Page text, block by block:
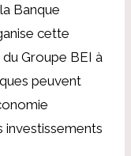
Banque
cette
Groupe BEI à
peuvent
investissements